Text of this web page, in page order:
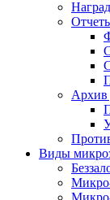
Архив
Виды